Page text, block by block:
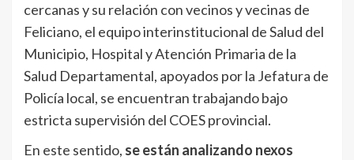
cercanas y su relación con vecinos y vecinas de
Feliciano, el equipo interinstitucional de Salud del
Municipio, Hospital y Atención Primaria de la
Salud Departamental, apoyados por la Jefatura de
Policía local, se encuentran trabajando bajo
estricta supervisión del COES provincial.
En este sentido, se están analizando nexos